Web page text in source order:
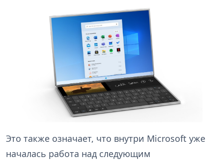
Это также означает, что внутри Microsoft уже
началась работа над следующим